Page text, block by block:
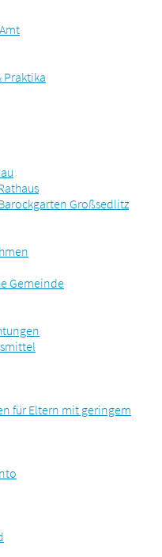
Praktika
Großsedlitz
Gemeinde
für Eltern mit geringem